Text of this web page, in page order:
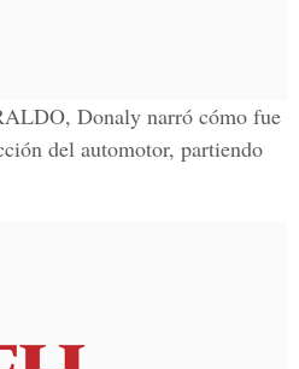
Donaly narró cómo fue
del automotor, partiendo